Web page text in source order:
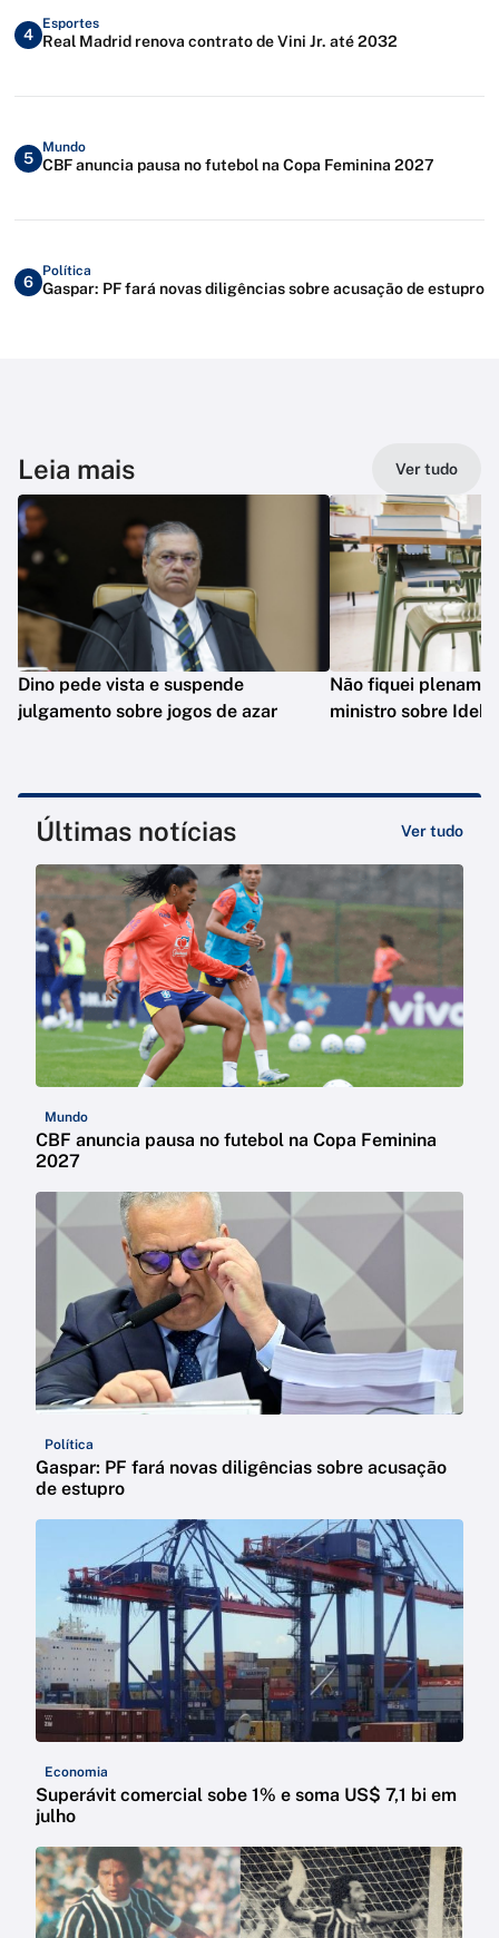
4
Esportes
Real Madrid renova contrato de Vini Jr. até 2032
5
Mundo
CBF anuncia pausa no futebol na Copa Feminina 2027
6
Política
Gaspar: PF fará novas diligências sobre acusação de estupro
Leia mais Ver tudo
Dino pede vista e suspende
julgamento sobre jogos de azar
Não fiquei
ministro sobre Ideb
Últimas notícias Ver tudo
Mundo
CBF anuncia pausa no futebol na Copa Feminina
2027
Política
Gaspar: PF fará novas diligências sobre acusação
de estupro
Economia
Superávit comercial sobe 1% e soma US$ 7,1 bi em
julho